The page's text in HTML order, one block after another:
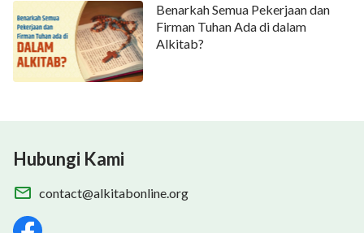
Benarkah Semua Pekerjaan dan
Firman Tuhan Ada di dalam
Alkitab?
Hubungi Kami
contact@alkitabonline.org